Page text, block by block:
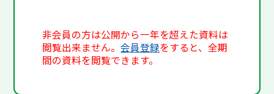
非会員の方は公開から一年を超えた資料は
閲覧出来ません。会員登録をすると、全期
間の資料を閲覧できます。